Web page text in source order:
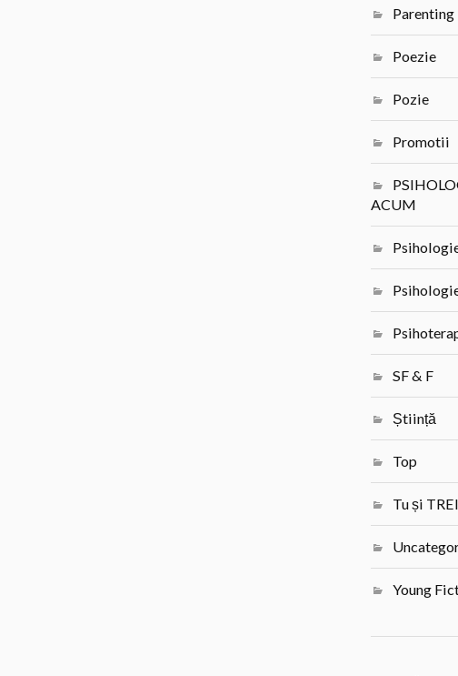
Parenting
Poezie
Pozie
Promotii
ACUM
SF & F
Știință
Top
Tu și TREI
Young